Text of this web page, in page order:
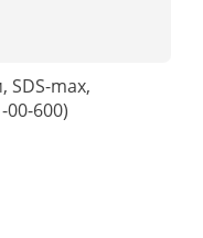
SDS-max,
600)